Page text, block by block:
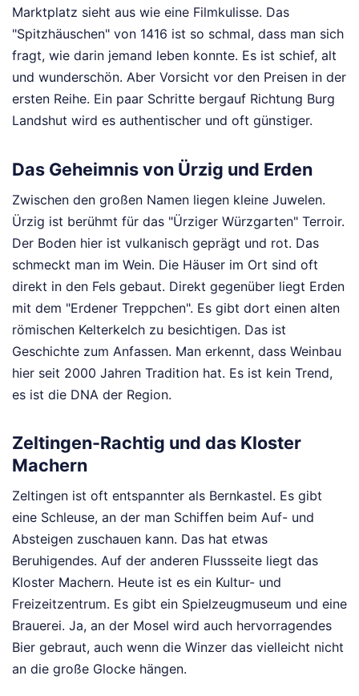
Marktplatz sieht aus wie eine Filmkulisse. Das
"Spitzhäuschen" von 1416 ist so schmal, dass man sich
fragt, wie darin jemand leben konnte. Es ist schief, alt
und wunderschön. Aber Vorsicht vor den Preisen in der
ersten Reihe. Ein paar Schritte bergauf Richtung Burg
Landshut wird es authentischer und oft günstiger.
Das Geheimnis von Ürzig und Erden
Zwischen den großen Namen liegen kleine Juwelen.
Ürzig ist berühmt für das "Ürziger Würzgarten" Terroir.
Der Boden hier ist vulkanisch geprägt und rot. Das
schmeckt man im Wein. Die Häuser im Ort sind oft
direkt in den Fels gebaut. Direkt gegenüber liegt Erden
mit dem "Erdener Treppchen". Es gibt dort einen alten
römischen Kelterkelch zu besichtigen. Das ist
Geschichte zum Anfassen. Man erkennt, dass Weinbau
hier seit 2000 Jahren Tradition hat. Es ist kein Trend,
es ist die DNA der Region.
Zeltingen-Rachtig und das Kloster
Machern
Zeltingen ist oft entspannter als Bernkastel. Es gibt
eine Schleuse, an der man Schiffen beim Auf- und
Absteigen zuschauen kann. Das hat etwas
Beruhigendes. Auf der anderen Flussseite liegt das
Kloster Machern. Heute ist es ein Kultur- und
Freizeitzentrum. Es gibt ein Spielzeugmuseum und eine
Brauerei. Ja, an der Mosel wird auch hervorragendes
Bier gebraut, auch wenn die Winzer das vielleicht nicht
an die große Glocke hängen.